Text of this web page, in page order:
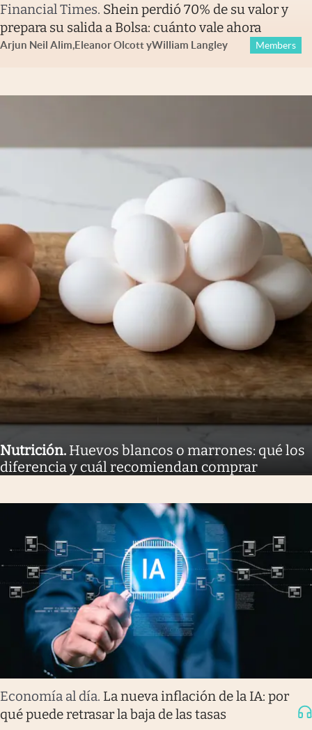
Financial Times. Shein perdió 70% de su valor y
prepara su salida a Bolsa: cuánto vale ahora
Arjun Neil Alim,Eleanor OlcottyWilliam Langley Members
Nutrición. Huevos blancos o marrones: qué los
diferencia y cuál recomiendan comprar
Economía al día. La nueva inflación de la IA: por
qué puede retrasar la baja de las tasas